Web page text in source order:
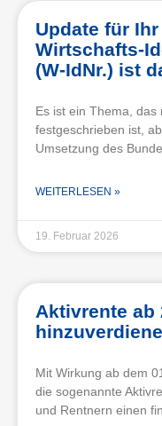
Update für
Wirtschafts-
(W-IdNr.) ist
Es ist ein Thema,
festgeschrieben ist,
Umsetzung des
WEITERLESEN »
19. Februar 2026
Aktivrente ab
Mit Wirkung ab dem
die sogenannte
und Rentnern einen